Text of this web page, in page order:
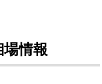
情報